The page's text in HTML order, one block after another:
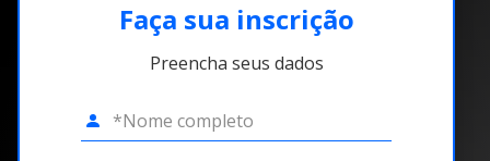
Faça sua inscrição
Preencha seus dados